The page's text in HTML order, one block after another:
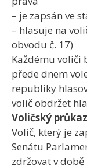
– je zapsán ve
– hlasuje na
obvodu č. 17)
Každému voliči
přede dnem
republiky
volič obdržet
Voličský průkaz
Volič, který je
Senátu
zdržovat v